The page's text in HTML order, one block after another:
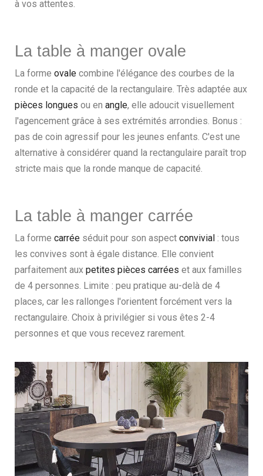
à vos attentes.
La table à manger ovale
La forme ovale combine l'élégance des courbes de la
ronde et la capacité de la rectangulaire. Très adaptée aux
pièces longues ou en angle, elle adoucit visuellement
l'agencement grâce à ses extrémités arrondies. Bonus :
pas de coin agressif pour les jeunes enfants. C'est une
alternative à considérer quand la rectangulaire paraît trop
stricte mais que la ronde manque de capacité.
La table à manger carrée
La forme carrée séduit pour son aspect convivial : tous
les convives sont à égale distance. Elle convient
parfaitement aux petites pièces carrées et aux familles
de 4 personnes. Limite : peu pratique au-delà de 4
places, car les rallonges l'orientent forcément vers la
rectangulaire. Choix à privilégier si vous êtes 2-4
personnes et que vous recevez rarement.